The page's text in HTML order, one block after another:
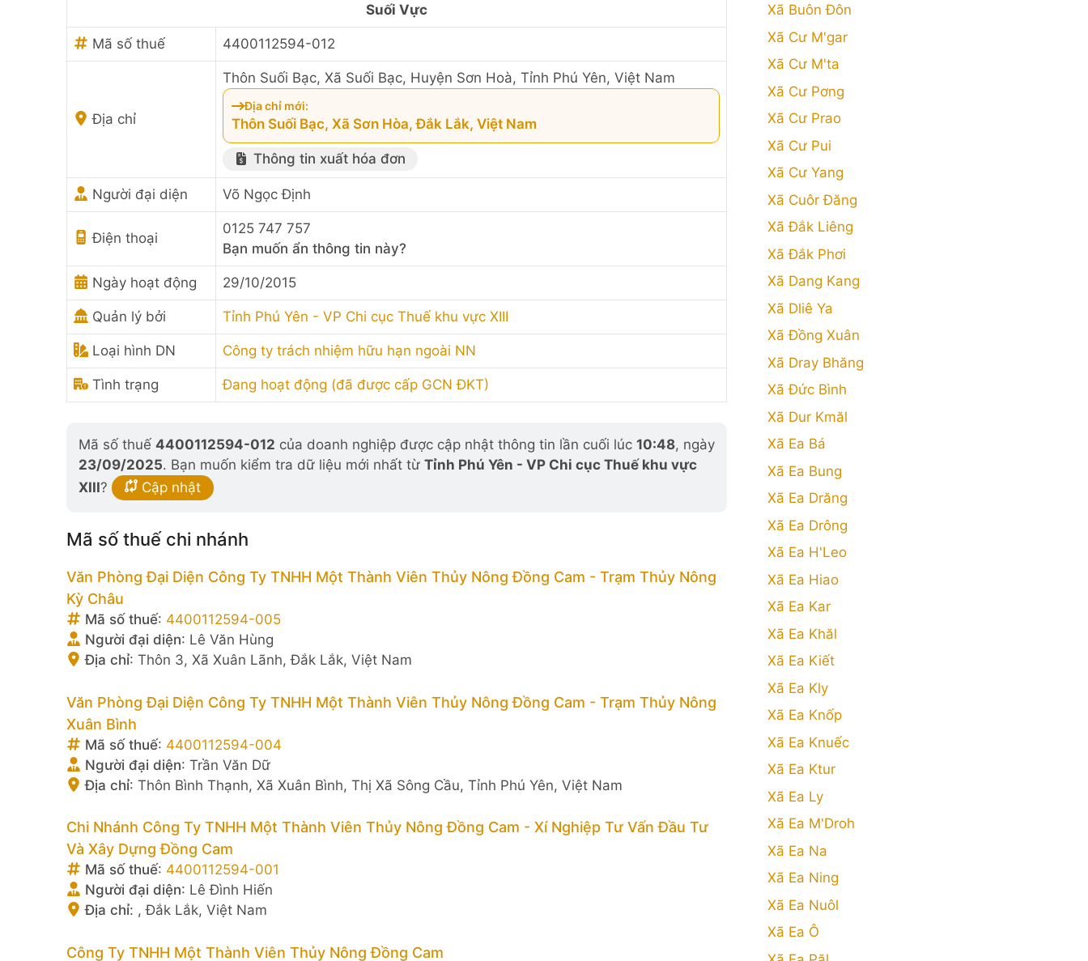
Suối Vực
Mã số thuế 4400112594-012
Địa chỉ
Thôn Suối Bạc, Xã Suối Bạc, Huyện Sơn Hoà, Tỉnh Phú Yên, Việt Nam
Địa chỉ mới:
Thôn Suối Bạc, Xã Sơn Hòa, Đắk Lắk, Việt Nam
Thông tin xuất hóa đơn
Người đại diện Võ Ngọc Định
Điện thoại
0125 747 757
Bạn muốn ẩn thông tin này?
Ngày hoạt động 29/10/2015
Quản lý bởi Tỉnh Phú Yên - VP Chi cục Thuế khu vực XIII
Loại hình DN Công ty trách nhiệm hữu hạn ngoài NN
Tình trạng Đang hoạt động (đã được cấp GCN ĐKT)
Mã số thuế 4400112594-012 của doanh nghiệp được cập nhật thông tin lần cuối lúc 10:48, ngày
23/09/2025. Bạn muốn kiểm tra dữ liệu mới nhất từ Tỉnh Phú Yên - VP Chi cục Thuế khu vực
XIII? Cập nhật
Mã số thuế chi nhánh
Văn Phòng Đại Diện Công Ty TNHH Một Thành Viên Thủy Nông Đồng Cam - Trạm Thủy Nông
Kỳ Châu
Mã số thuế: 4400112594-005
Người đại diện: Lê Văn Hùng
Địa chỉ: Thôn 3, Xã Xuân Lãnh, Đắk Lắk, Việt Nam
Văn Phòng Đại Diện Công Ty TNHH Một Thành Viên Thủy Nông Đồng Cam - Trạm Thủy Nông
Xuân Bình
Mã số thuế: 4400112594-004
Người đại diện: Trần Văn Dữ
Địa chỉ: Thôn Bình Thạnh, Xã Xuân Bình, Thị Xã Sông Cầu, Tỉnh Phú Yên, Việt Nam
Chi Nhánh Công Ty TNHH Một Thành Viên Thủy Nông Đồng Cam - Xí Nghiệp Tư Vấn Đầu Tư
Và Xây Dựng Đồng Cam
Mã số thuế: 4400112594-001
Người đại diện: Lê Đình Hiến
Địa chỉ: , Đắk Lắk, Việt Nam
Công Ty TNHH Một Thành Viên Thủy Nông Đồng Cam
Xã Buôn Đôn
Xã Cư M'gar
Xã Cư M'ta
Xã Cư Pơng
Xã Cư Prao
Xã Cư Pui
Xã Cư Yang
Xã Cuôr Đăng
Xã Đắk Liêng
Xã Đắk Phơi
Xã Dang Kang
Xã Dliê Ya
Xã Đồng Xuân
Xã Dray Bhăng
Xã Đức Bình
Xã Dur Kmăl
Xã Ea Bá
Xã Ea Bung
Xã Ea Drăng
Xã Ea Drông
Xã Ea H'Leo
Xã Ea Hiao
Xã Ea Kar
Xã Ea Khăl
Xã Ea Kiết
Xã Ea Kly
Xã Ea Knốp
Xã Ea Knuếc
Xã Ea Ktur
Xã Ea Ly
Xã Ea M'Droh
Xã Ea Na
Xã Ea Ning
Xã Ea Nuôl
Xã Ea Ô